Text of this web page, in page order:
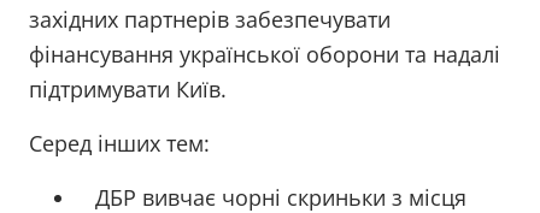
західних партнерів забезпечувати
фінансування української оборони та надалі
підтримувати Київ.
Серед інших тем:
ДБР вивчає чорні скриньки з місця